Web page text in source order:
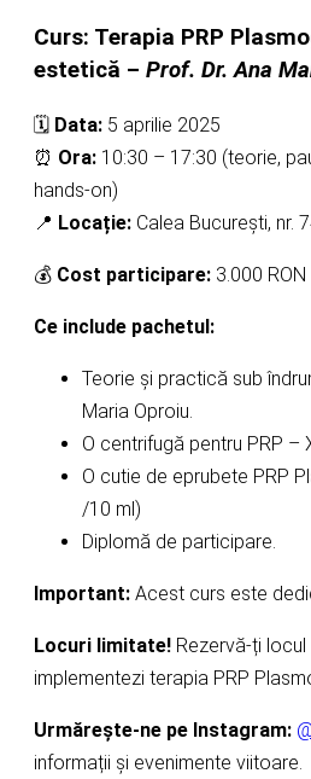
Curs: Terapia PRP
estetică – Prof. Dr. Ana
🗓 Data: 5 aprilie 2025
⏰ Ora: 10:30 – 17:30 (teorie,
hands-on)
📍 Locație: Calea București, nr.
💰 Cost participare: 3.000 RON
Ce include pachetul:
Teorie și practică sub
Maria Oproiu.
O centrifugă pentru PRP –
O cutie de eprubete PRP
/10 ml)
Diplomă de participare.
Important: Acest curs este
Locuri limitate! Rezervă-ți
implementezi terapia PRP
Urmărește-ne pe Instagram:
informații și evenimente viitoare.